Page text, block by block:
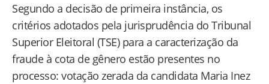
Segundo a decisão de primeira instância, os
critérios adotados pela jurisprudência do Tribunal
Superior Eleitoral (TSE) para a caracterização da
fraude à cota de gênero estão presentes no
processo: votação zerada da candidata Maria Inez